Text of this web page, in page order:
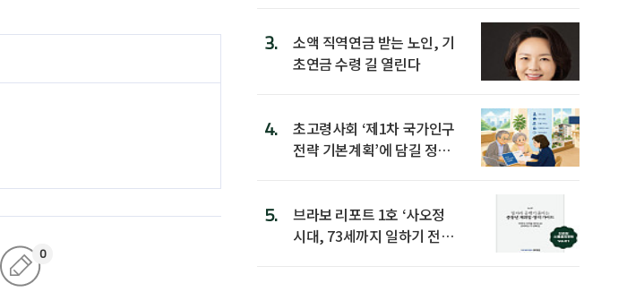
0
3.
소액 직역연금 받는 노인, 기
초연금 수령 길 열린다
4.
초고령사회 ‘제1차 국가인구
전략 기본계획’에 담길 정책
5.
브라보 리포트 1호 ‘사오정
시대, 73세까지 일하기 전략’